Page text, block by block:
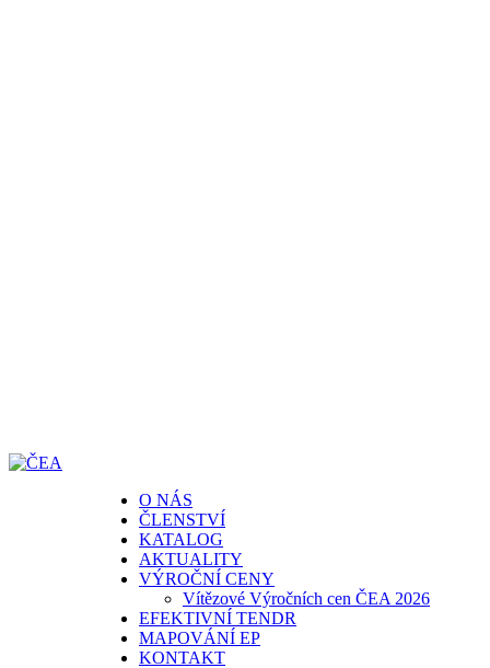
O NÁS
ČLENSTVÍ
KATALOG
AKTUALITY
VÝROČNÍ CENY
Vítězové Výročních cen ČEA 2026
EFEKTIVNÍ TENDR
MAPOVÁNÍ EP
KONTAKT